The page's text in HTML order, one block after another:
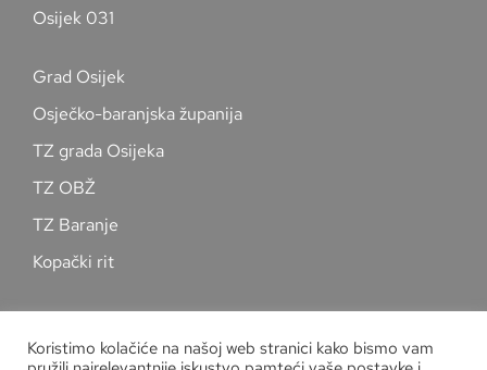
Osijek 031
Grad Osijek
Osječko-baranjska županija
TZ grada Osijeka
TZ OBŽ
TZ Baranje
Kopački rit
Koristimo kolačiće na našoj web stranici kako bismo vam